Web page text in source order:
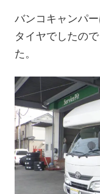
バンコキャンパ
タイヤでしたの
た。